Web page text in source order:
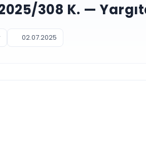
308 K. —
02.07.2025